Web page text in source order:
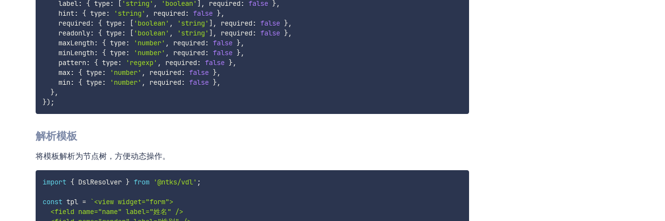
    label
: { type: [ 'string' , 'boolean' ] , required : false },
    hint
: { type: 'string' , required : false },
    required
: { type: [ 'boolean' , 'string' ] , required : false },
    readonly
: { type: [ 'boolean' , 'string' ] , required : false },
    maxLength
: { type: 'number' , required : false },
    minLength
: { type: 'number' , required : false },
    pattern
: { type: 'regexp' , required : false },
    max
: { type: 'number' , required : false },
    min
: { type: 'number' , required : false },
},
}) ;
解析模板
将模板解析为节点树，方便动态操作。
import { DslResolver } from '@ntks/vdl' ;
const tpl = `<view widget="form">
  <field name="name" label="姓名" />